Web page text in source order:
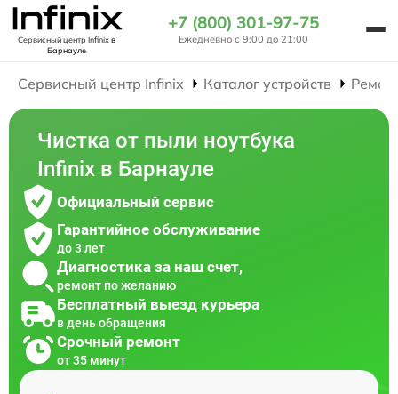
Сервисный центр Infinixв
Барнауле
+7 (800) 301-97-75
Ежедневно с 9:00 до 21:00
Сервисный центр Infinix Каталог устройств
Чистка от пыли ноутбука
Infinix в Барнауле
Официальный сервис
Гарантийное обслуживание
до 3 лет
Диагностика за наш счет,
ремонт по желанию
Бесплатный выезд курьера
в день обращения
Срочный ремонт
от 35 минут